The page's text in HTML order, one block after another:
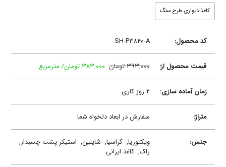
کاغذ دیواری طرح سنگ
کد محصول: SH-P۳۸۴۰-A
قیمت محصول از: ۳۹۳,۰۰۰ تومان ۳۸۳,۰۰۰ تومان/ مترمربع
زمان آماده سازی: ۲ روز کاری
متراژ: سفارش در ابعاد دلخواه شما
جنس: ویکتوریا,گراسیا, شایلین, استیکر پشت چسبدار,
راک,کاغذ ایرانی